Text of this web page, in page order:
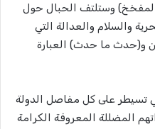
وستلتف الحبال حول
والسلام والعدالة التي
و(حدث ما حدث) العبارة
تسيطر على كل مفاصل الدولة
المضللة المعروفة الكرامة